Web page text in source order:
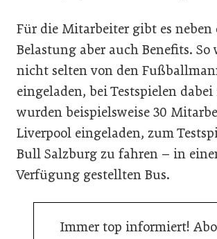
Für die Mitarbeiter gibt es neben
Belastung aber auch Benefits. So
nicht selten von den
eingeladen, bei Testspielen dabei
wurden beispielsweise 30
Liverpool eingeladen, zum
Bull Salzburg zu fahren – in
Verfügung gestellten Bus.
Immer top informiert!